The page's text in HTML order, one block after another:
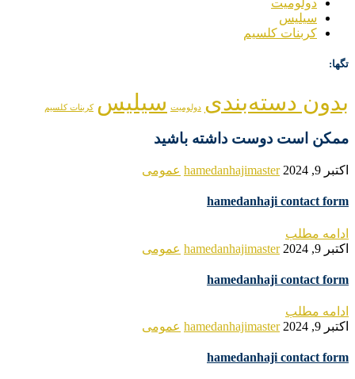
دولومیت
سیلیس
کربنات کلسیم
تگها:
بدون دسته‌بندی دولومیت سیلیس کربنات کلسیم
ممکن است دوست داشته باشید
اکتبر 9, 2024 hamedanhajimaster عمومی
hamedanhaji contact form
ادامه مطلب
اکتبر 9, 2024
hamedanhajimaster عمومی
hamedanhaji contact form
ادامه مطلب
اکتبر 9, 2024
hamedanhajimaster عمومی
hamedanhaji contact form